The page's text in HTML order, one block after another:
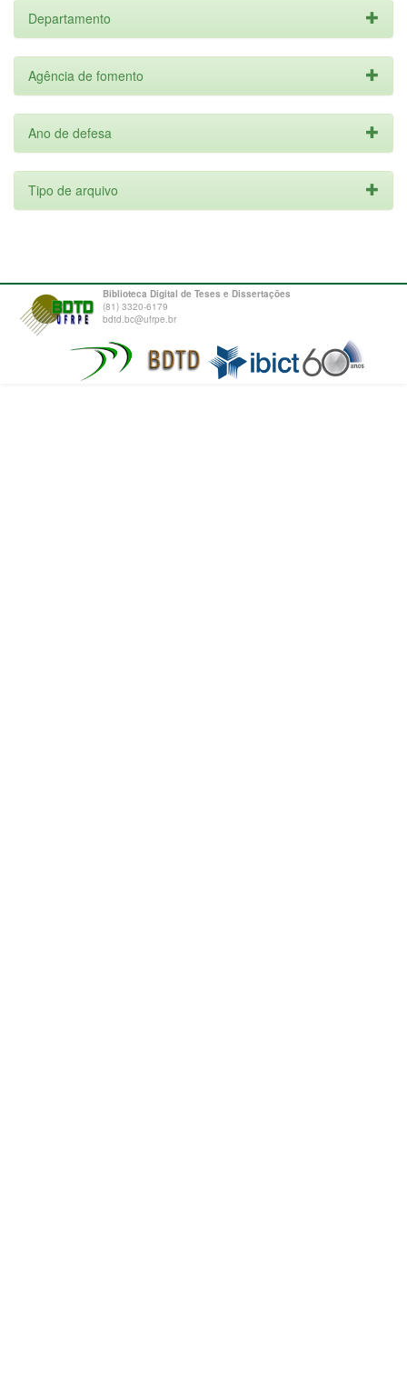
Departamento
Agência de fomento
Ano de defesa
Tipo de arquivo
Biblioteca Digital de Teses e Dissertações
(81) 3320-6179
bdtd.bc@ufrpe.br